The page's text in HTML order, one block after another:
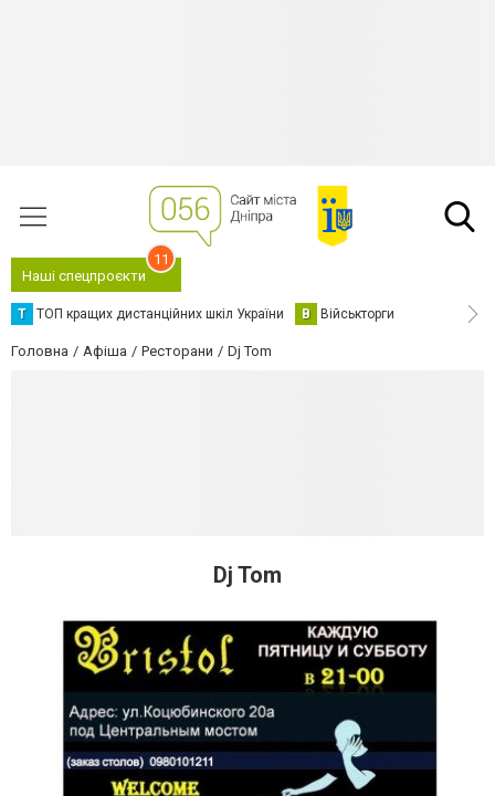
Наші спецпроєкти
11
Т ТОП кращих дистанційних шкіл України В Військторги
Головна Афіша Ресторани Dj Tom
Dj Tom